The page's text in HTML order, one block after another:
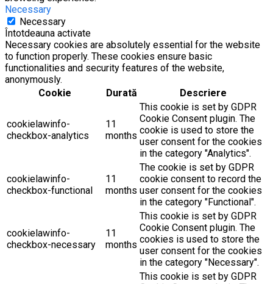
Necessary
Necessary
Întotdeauna activate
Necessary cookies are absolutely essential for the website
to function properly. These cookies ensure basic
functionalities and security features of the website,
anonymously.
Cookie
Durată Descriere
cookielawinfo-
checkbox-analytics
11
months
This cookie is set by GDPR
Cookie Consent plugin. The
cookie is used to store the
user consent for the cookies
in the category "Analytics".
cookielawinfo-
checkbox-functional
11
months
The cookie is set by GDPR
cookie consent to record the
user consent for the cookies
in the category "Functional".
cookielawinfo-
checkbox-necessary
11
months
This cookie is set by GDPR
Cookie Consent plugin. The
cookies is used to store the
user consent for the cookies
in the category "Necessary".
This cookie is set by GDPR